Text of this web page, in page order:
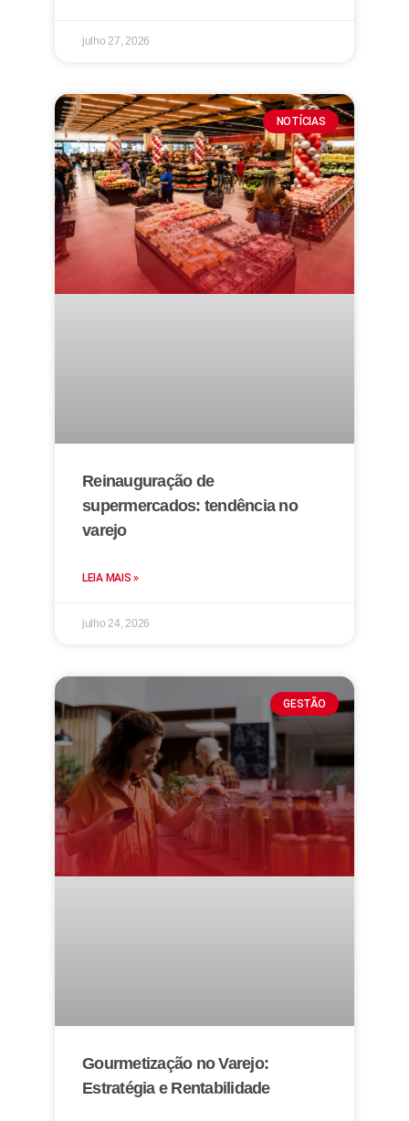
julho 27, 2026
NOTÍCIAS
Reinauguração de
supermercados: tendência no
varejo
LEIA MAIS »
julho 24, 2026
GESTÃO
Gourmetização no Varejo:
Estratégia e Rentabilidade